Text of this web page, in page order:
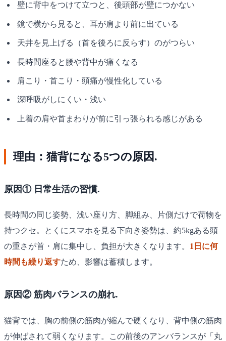
壁に背中をつけて立つと、後頭部が壁につかない
鏡で横から見ると、耳が肩より前に出ている
天井を見上げる（首を後ろに反らす）のがつらい
長時間座ると腰や背中が痛くなる
肩こり・首こり・頭痛が慢性化している
深呼吸がしにくい・浅い
上着の肩や首まわりが前に引っ張られる感じがある
理由：猫背になる5つの原因.
原因① 日常生活の習慣.
長時間の同じ姿勢、浅い座り方、脚組み、片側だけで荷物を
持つクセ。とくにスマホを見る下向き姿勢は、約5kgある頭
の重さが首・肩に集中し、負担が大きくなります。 1日に何
時間も繰り返すため、影響は蓄積します。
原因② 筋肉バランスの崩れ.
猫背では、胸の前側の筋肉が縮んで硬くなり、背中側の筋肉
が伸ばされて弱くなります。この前後のアンバランスが「丸